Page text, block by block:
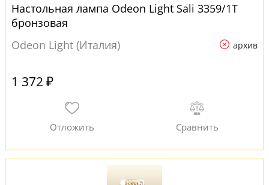
Настольная лампа Odeon Light Sali 3359/1T
бронзовая
Odeon Light (Италия)
архив
1 372 ₽